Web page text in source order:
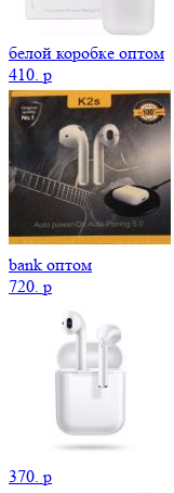
белой коробке оптом
410. p
bank оптом
720. p
370. p